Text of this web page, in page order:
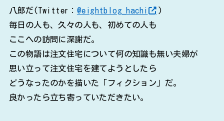
八郎だ(Twitter： @eightblog_hachi
)
毎日の人も、久々の人も、初めての人も
ここへの訪問に深謝だ。
この物語は注文住宅について何の知識も無い夫婦が
思い立って注文住宅を建てようとしたら
どうなったのかを描いた「フィクション」だ。
良かったら立ち寄っていただきたい。